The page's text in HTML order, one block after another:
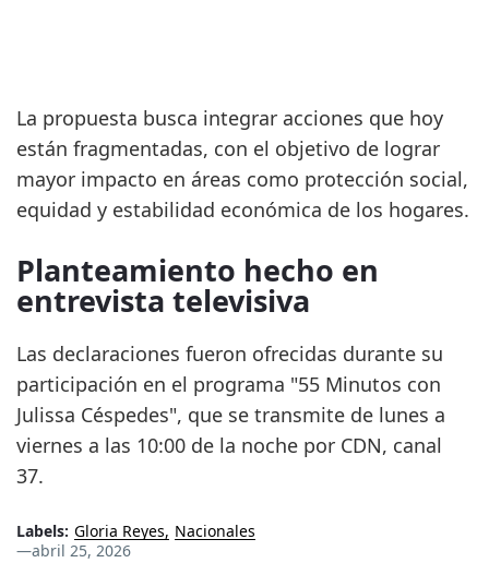
La propuesta busca integrar acciones que hoy
están fragmentadas, con el objetivo de lograr
mayor impacto en áreas como protección social,
equidad y estabilidad económica de los hogares.
Planteamiento hecho en
entrevista televisiva
Las declaraciones fueron ofrecidas durante su
participación en el programa "55 Minutos con
Julissa Céspedes", que se transmite de lunes a
viernes a las 10:00 de la noche por CDN, canal
37.
Labels: Gloria Reyes Nacionales
—abril 25, 2026